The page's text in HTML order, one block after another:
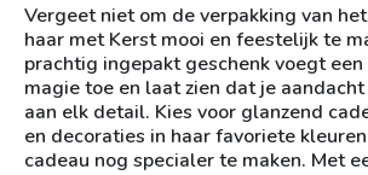
Vergeet niet om de verpakking van
haar met Kerst mooi en feestelijk te
prachtig ingepakt geschenk voegt
magie toe en laat zien dat je
aan elk detail. Kies voor glanzend
en decoraties in haar favoriete
cadeau nog specialer te maken. Met